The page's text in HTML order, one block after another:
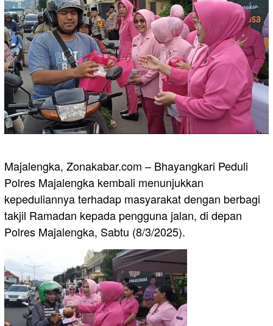
Majalengka, Zonakabar.com – Bhayangkari Peduli
Polres Majalengka kembali menunjukkan
kepeduliannya terhadap masyarakat dengan berbagi
takjil Ramadan kepada pengguna jalan, di depan
Polres Majalengka, Sabtu (8/3/2025).